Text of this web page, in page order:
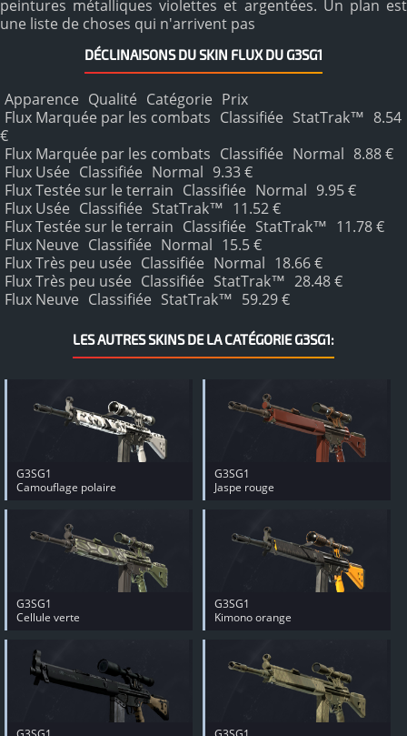
peintures métalliques violettes et argentées. Un plan est
une liste de choses qui n'arrivent pas
DÉCLINAISONS DU SKIN FLUX DU G3SG1
Apparence Qualité Catégorie Prix
Flux Marquée par les combats Classifiée StatTrak™ 8.54
€
Flux Marquée par les combats Classifiée Normal 8.88 €
Flux Usée Classifiée Normal 9.33 €
Flux Testée sur le terrain Classifiée Normal 9.95 €
Flux Usée Classifiée StatTrak™ 11.52 €
Flux Testée sur le terrain Classifiée StatTrak™ 11.78 €
Flux Neuve Classifiée Normal 15.5 €
Flux Très peu usée Classifiée Normal 18.66 €
Flux Très peu usée Classifiée StatTrak™ 28.48 €
Flux Neuve Classifiée StatTrak™ 59.29 €
LES AUTRES SKINS DE LA CATÉGORIE G3SG1:
G3SG1
Camouflage polaire
G3SG1
Jaspe rouge
G3SG1
Cellule verte
G3SG1
Kimono orange